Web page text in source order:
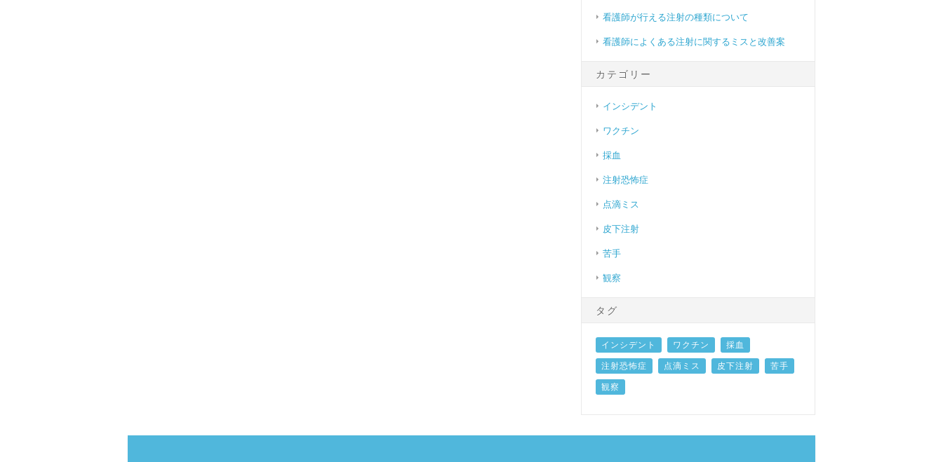
看護師が行える注射の種類について
看護師によくある注射に関するミスと改善案
カテゴリー
インシデント
ワクチン
採血
注射恐怖症
点滴ミス
皮下注射
苦手
観察
タグ
インシデント ワクチン
採血
注射恐怖症
点滴ミス 皮下注射
苦手
観察